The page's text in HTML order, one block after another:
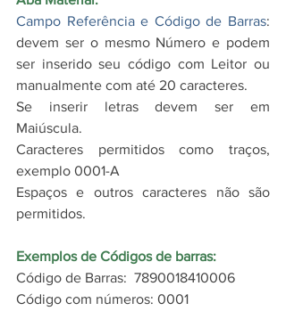
Campo Referência e Código de Barras:
devem ser o mesmo Número e podem
ser inserido seu código com Leitor ou
manualmente com até 20 caracteres.
Se inserir letras devem ser em
Maiúscula.
Caracteres permitidos como traços,
exemplo 0001-A
Espaços e outros caracteres não são
permitidos.
Exemplos de Códigos de barras:
Código de Barras:  7890018410006
Código com números: 0001